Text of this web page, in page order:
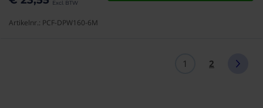
Artikelnr.: PCF-DPW160-6M
1 2